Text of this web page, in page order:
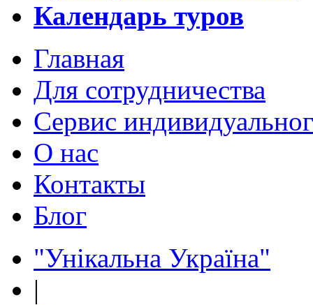
Календарь туров
Главная
Для сотрудничества
Сервис
О нас
Контакты
Блог
"Унікальна Україна"
|